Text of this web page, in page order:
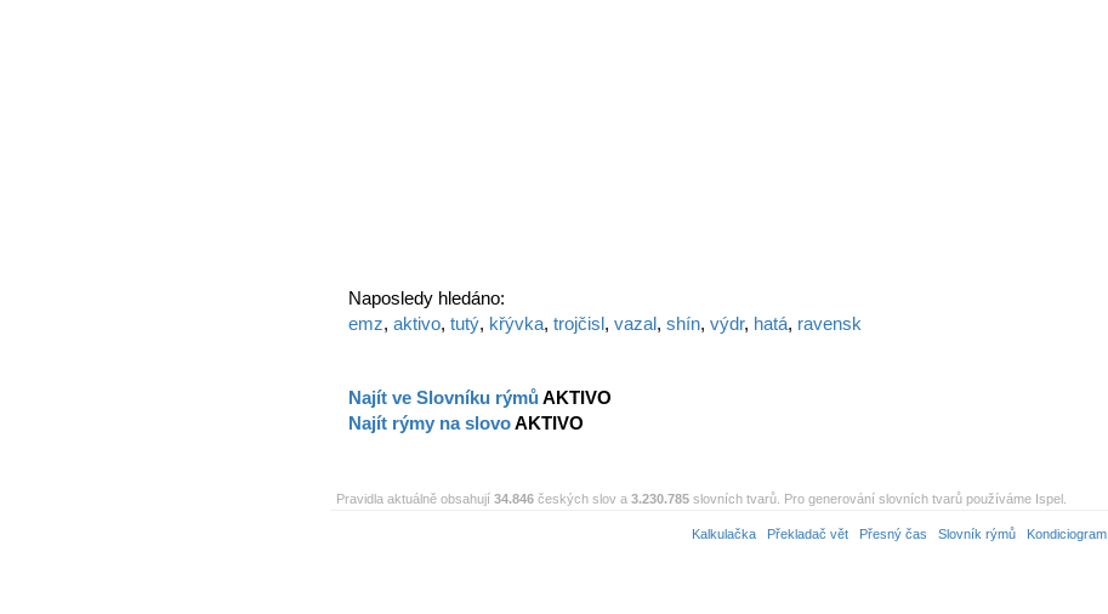
Naposledy hledáno:
emz, aktivo, tutý, křývka, trojčisl, vazal, shín, výdr, hatá, ravensk
Najít ve Slovníku rýmůAKTIVO
Najít rýmy na slovoAKTIVO
Pravidla aktuálně obsahují 34.846 českých slov a 3.230.785 slovních tvarů. Pro generování slovních tvarů používáme Ispel.
Kalkulačka Překladač vět Přesný čas Slovník rýmů Kondiciogram